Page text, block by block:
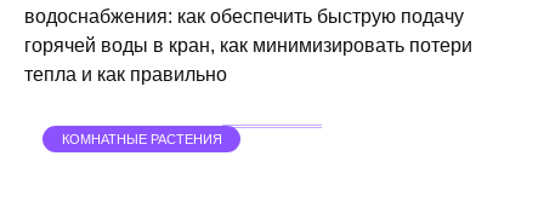
водоснабжения: как обеспечить быструю подачу
горячей воды в кран, как минимизировать потери
тепла и как правильно
КОМНАТНЫЕ РАСТЕНИЯ